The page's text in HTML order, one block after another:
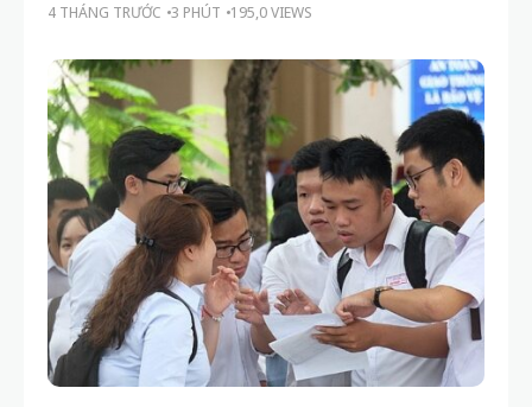
4 THÁNG TRƯỚC 3 PHÚT 195,0 VIEWS